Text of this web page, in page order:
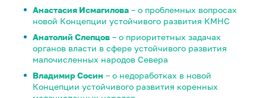
Анастасия Исмагилова – о проблемных вопросах
новой Концепции устойчивого развития КМНС
Анатолий Слепцов – о приоритетных задачах
органов власти в сфере устойчивого развития
малочисленных народов Севера
Владимир Сосин – о недоработках в новой
Концепции устойчивого развития коренных